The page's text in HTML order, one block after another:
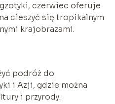
czerwiec oferuje
cieszyć się tropikalnym
krajobrazami.
podróż do
i Azji, gdzie można
i przyrody: